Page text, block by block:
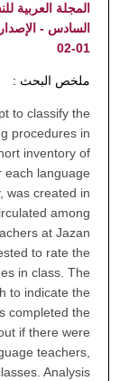
المجلة العربية
01-02
ملخص البحث :
to classify the
procedures in
inventory of
each language
was created in
among
at Jazan
to rate the
in class. The
to indicate the
completed the
if there were
teachers,
Analysis